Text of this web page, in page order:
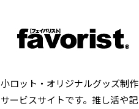
小ロット・オリジナルグッズ制作
サービスサイトです。推し活や記